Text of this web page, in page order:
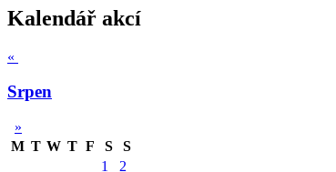
Kalendář akcí
«
Srpen
»
M T W T F S
S
1
2